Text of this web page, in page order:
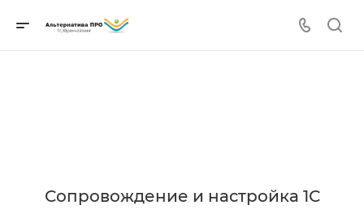
Сопровождение и настройка 1С